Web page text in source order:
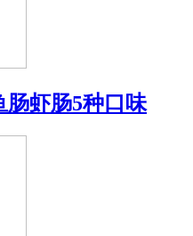
肠虾肠5种口味